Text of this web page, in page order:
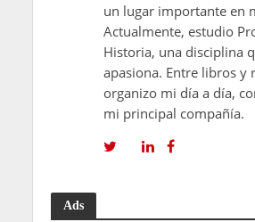
un lugar importante en
Actualmente, estudio
Historia, una disciplina
apasiona. Entre libros y
organizo mi día a día,
mi principal compañía.
Ads